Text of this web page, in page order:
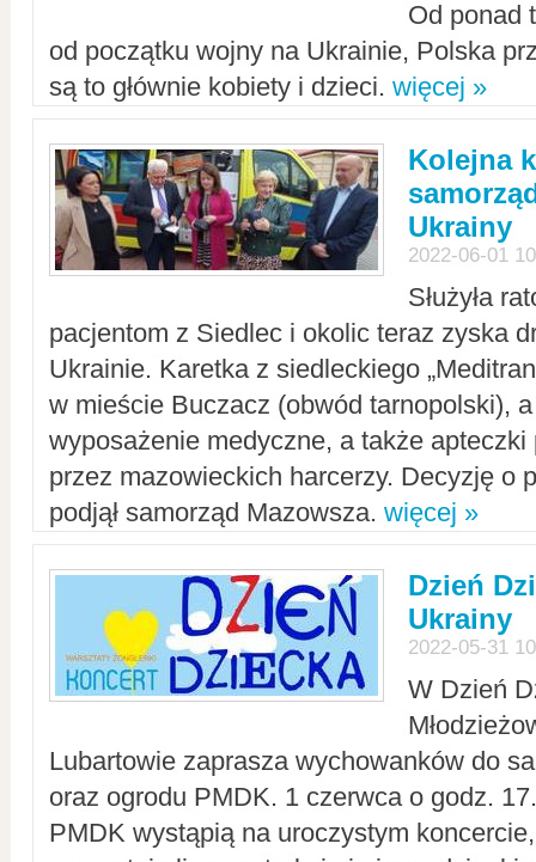
Od ponad
od początku wojny na Ukrainie, Polska
są to głównie kobiety i dzieci. więcej »
Kolejna
Ukrainy
2022-06-01
Służyła
pacjentom z Siedlec i okolic teraz zyska
Ukrainie. Karetka z siedleckiego
w mieście Buczacz (obwód tarnopolski),
wyposażenie medyczne, a także apteczki
przez mazowieckich harcerzy. Decyzję o
podjął samorząd Mazowsza. więcej »
Dzień
Ukrainy
2022-05-31
W Dzień
Lubartowie zaprasza wychowanków do
oraz ogrodu PMDK. 1 czerwca o godz.
PMDK wystąpią na uroczystym